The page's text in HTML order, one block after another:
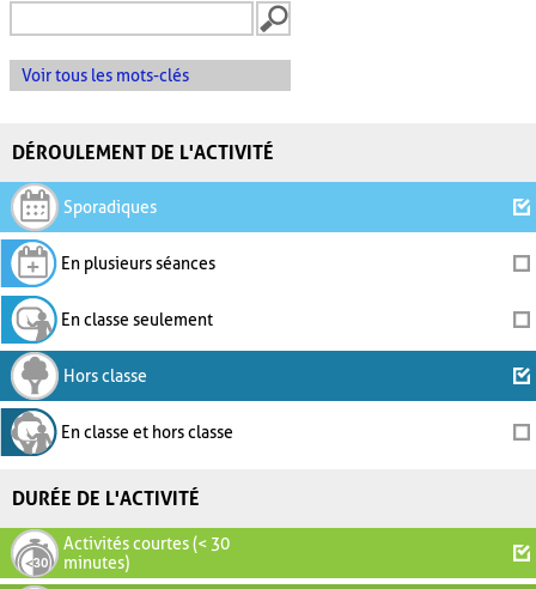
Voir tous les mots-clés
DÉROULEMENT DE L'ACTIVITÉ
Sporadiques
En plusieurs séances
En classe seulement
Hors classe
En classe et hors classe
DURÉE DE L'ACTIVITÉ
Activités courtes (< 30
minutes)